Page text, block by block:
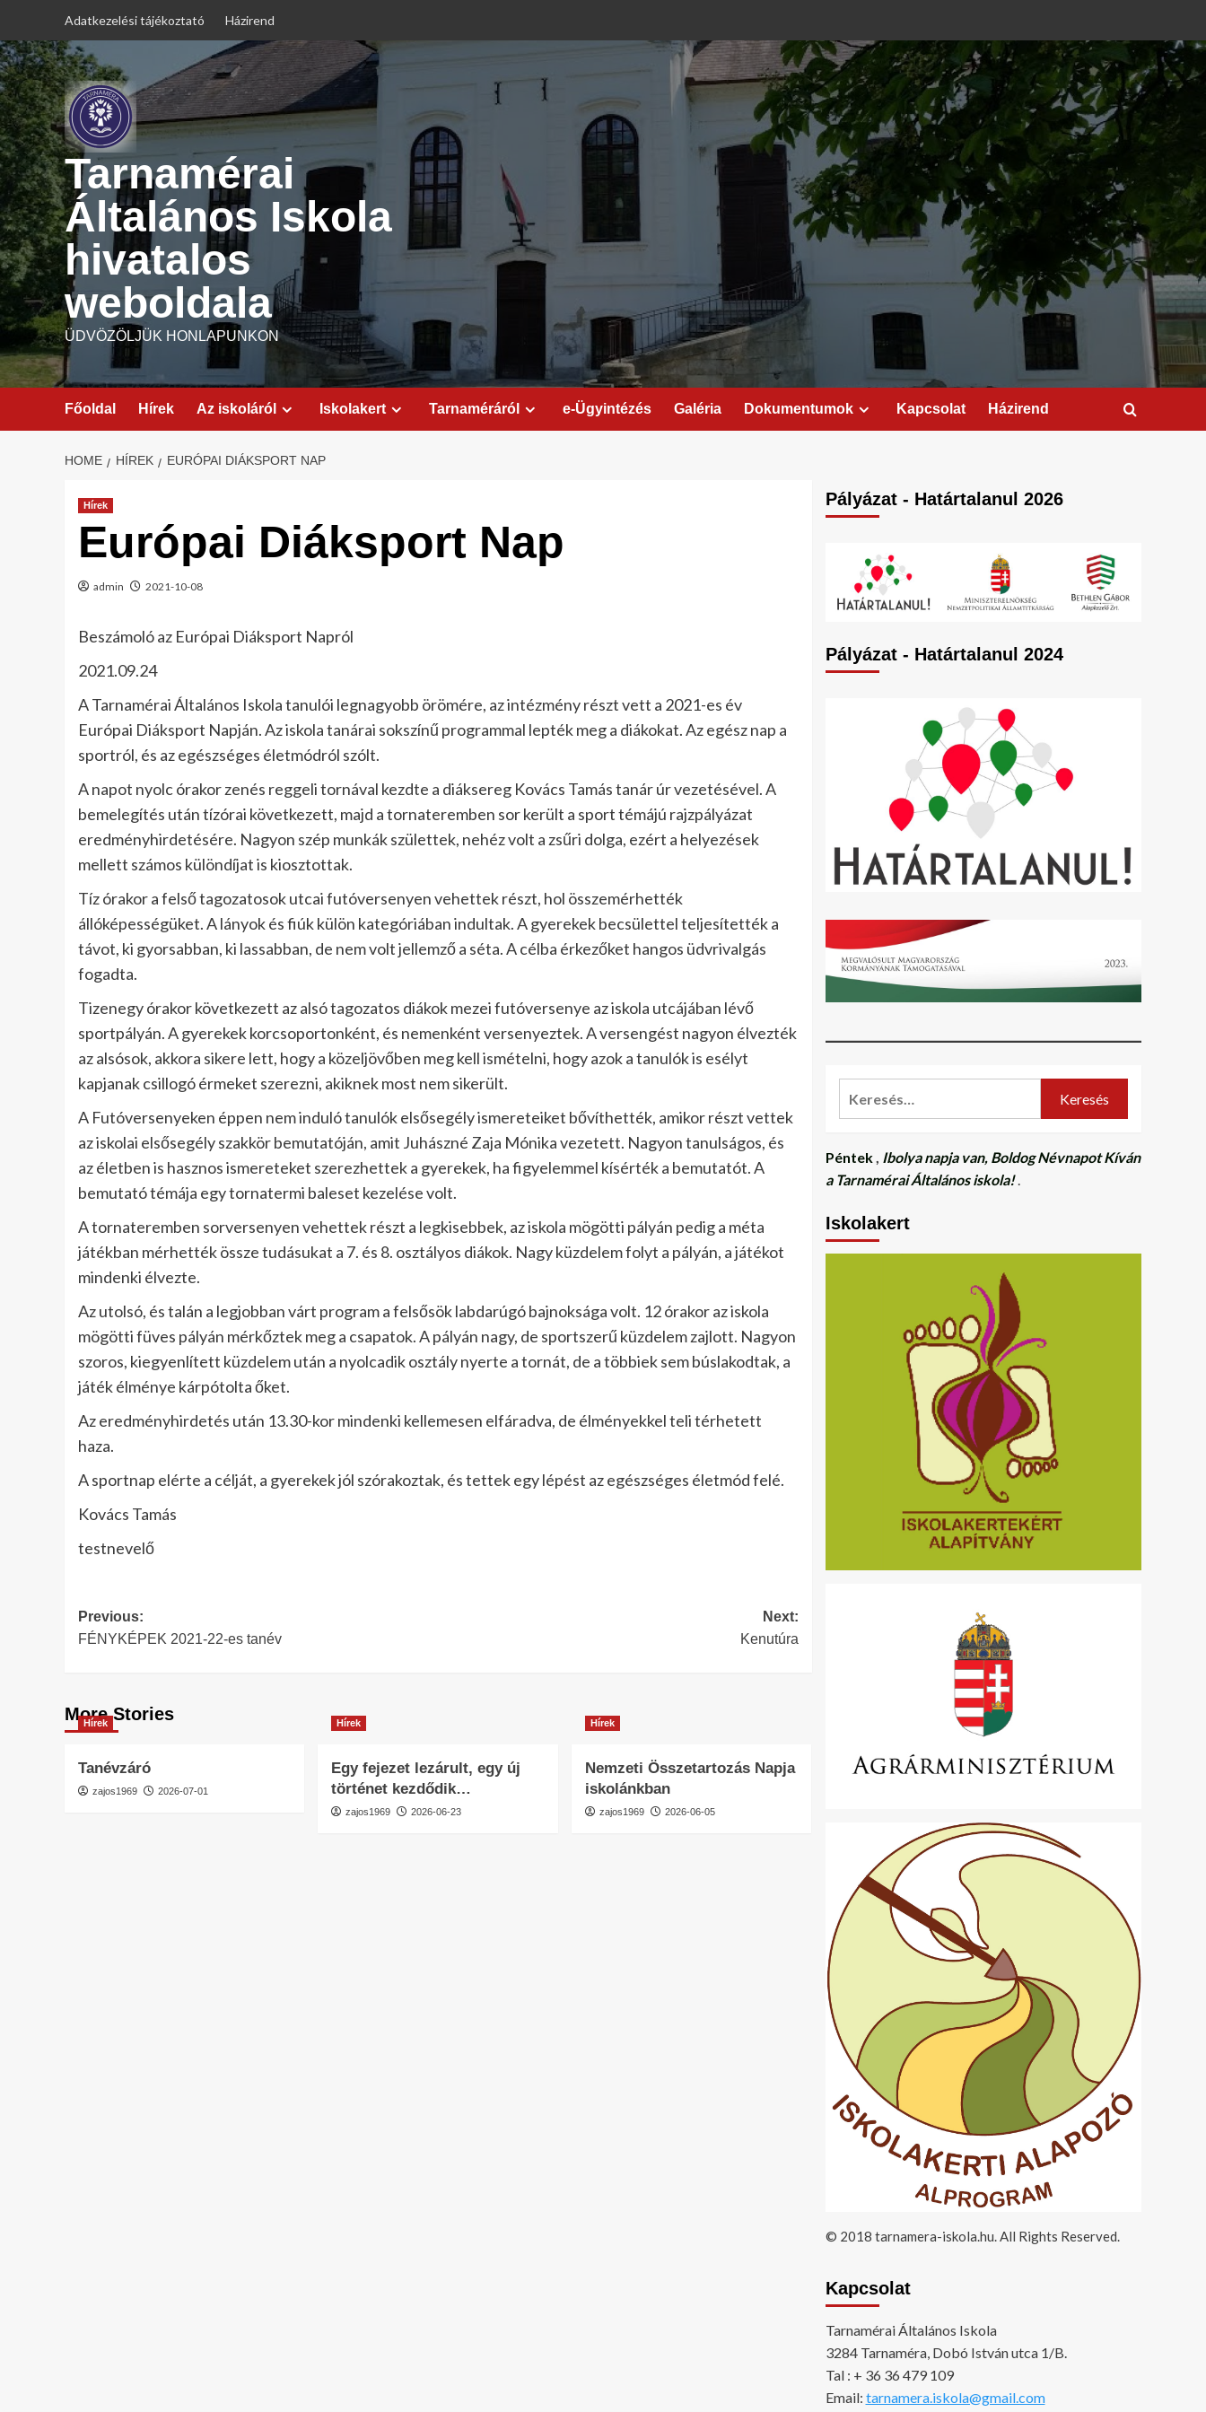
content
Adatkezelési tájékoztató Házirend
Tarnamérai
Általános Iskola
hivatalos
weboldala
ÜDVÖZÖLJÜK HONLAPUNKON
Főoldal Hírek Az iskoláról Iskolakert Tarnaméráról e-Ügyintézés Galéria Dokumentumok Kapcsolat Házirend
HOME HÍREK EURÓPAI DIÁKSPORT NAP
Hírek
Európai Diáksport Nap
admin 2021-10-08
Beszámoló az Európai Diáksport Napról
2021.09.24
A Tarnamérai Általános Iskola tanulói legnagyobb örömére, az intézmény részt vett a 2021-es év
Európai Diáksport Napján. Az iskola tanárai sokszínű programmal lepték meg a diákokat. Az egész nap a
sportról, és az egészséges életmódról szólt.
A napot nyolc órakor zenés reggeli tornával kezdte a diáksereg Kovács Tamás tanár úr vezetésével. A
bemelegítés után tízórai következett, majd a tornateremben sor került a sport témájú rajzpályázat
eredményhirdetésére. Nagyon szép munkák születtek, nehéz volt a zsűri dolga, ezért a helyezések
mellett számos különdíjat is kiosztottak.
Tíz órakor a felső tagozatosok utcai futóversenyen vehettek részt, hol összemérhették
állóképességüket. A lányok és fiúk külön kategóriában indultak. A gyerekek becsülettel teljesítették a
távot, ki gyorsabban, ki lassabban, de nem volt jellemző a séta. A célba érkezőket hangos üdvrivalgás
fogadta.
Tizenegy órakor következett az alsó tagozatos diákok mezei futóversenye az iskola utcájában lévő
sportpályán. A gyerekek korcsoportonként, és nemenként versenyeztek. A versengést nagyon élvezték
az alsósok, akkora sikere lett, hogy a közeljövőben meg kell ismételni, hogy azok a tanulók is esélyt
kapjanak csillogó érmeket szerezni, akiknek most nem sikerült.
A Futóversenyeken éppen nem induló tanulók elsősegély ismereteiket bővíthették, amikor részt vettek
az iskolai elsősegély szakkör bemutatóján, amit Juhászné Zaja Mónika vezetett. Nagyon tanulságos, és
az életben is hasznos ismereteket szerezhettek a gyerekek, ha figyelemmel kísérték a bemutatót. A
bemutató témája egy tornatermi baleset kezelése volt.
A tornateremben sorversenyen vehettek részt a legkisebbek, az iskola mögötti pályán pedig a méta
játékban mérhették össze tudásukat a 7. és 8. osztályos diákok. Nagy küzdelem folyt a pályán, a játékot
mindenki élvezte.
Az utolsó, és talán a legjobban várt program a felsősök labdarúgó bajnoksága volt. 12 órakor az iskola
mögötti füves pályán mérkőztek meg a csapatok. A pályán nagy, de sportszerű küzdelem zajlott. Nagyon
szoros, kiegyenlített küzdelem után a nyolcadik osztály nyerte a tornát, de a többiek sem búslakodtak, a
játék élménye kárpótolta őket.
Az eredményhirdetés után 13.30-kor mindenki kellemesen elfáradva, de élményekkel teli térhetett
haza.
A sportnap elérte a célját, a gyerekek jól szórakoztak, és tettek egy lépést az egészséges életmód felé.
Kovács Tamás
testnevelő
Post
navigation
Previous:
FÉNYKÉPEK 2021-22-es tanév
Next:
Kenutúra
More Stories
Hírek
Tanévzáró
zajos1969 2026-07-01
Hírek
Egy fejezet lezárult, egy új
történet kezdődik…
zajos1969 2026-06-23
Hírek
Nemzeti Összetartozás Napja
iskolánkban
zajos1969 2026-06-05
Pályázat - Határtalanul 2026
Pályázat - Határtalanul 2024
Péntek, Ibolya napja van, Boldog Névnapot Kíván
a Tarnamérai Általános iskola!.
Iskolakert
© 2018 tarnamera-iskola.hu. All Rights Reserved.
Kapcsolat
Tarnamérai Általános Iskola
3284 Tarnaméra, Dobó István utca 1/B.
Tal : + 36 36 479 109
Email: tarnamera.iskola@gmail.com